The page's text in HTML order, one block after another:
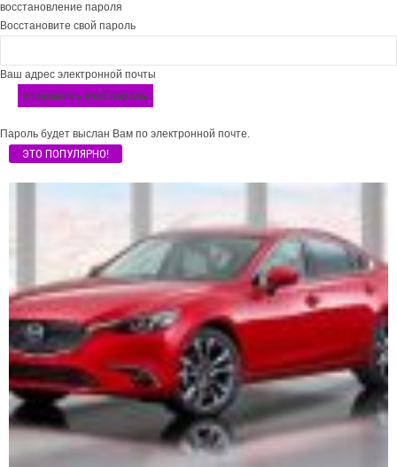
восстановление пароля
Восстановите свой пароль
Ваш адрес электронной почты
Пароль будет выслан Вам по электронной почте.
ЭТО ПОПУЛЯРНО!